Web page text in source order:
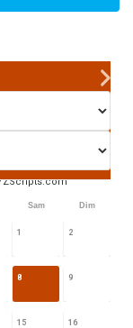
Sam Dim
1 2
8 9
15 16